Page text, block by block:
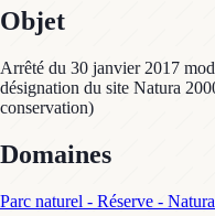
Objet
Arrêté du 30 janvier 2017
désignation du site Natura
conservation)
Domaines
Parc naturel - Réserve -